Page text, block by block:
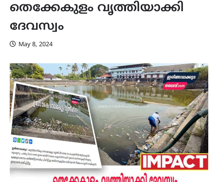
തെക്കേകുളം വൃത്തിയാക്കി
ദേവസ്വം
May 8, 2024